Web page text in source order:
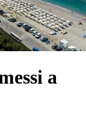
a